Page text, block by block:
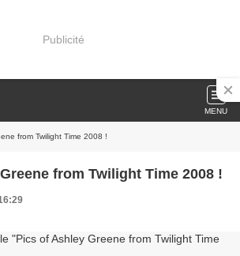
Publicité
MENU
from Twilight Time 2008 !
from Twilight Time 2008 !